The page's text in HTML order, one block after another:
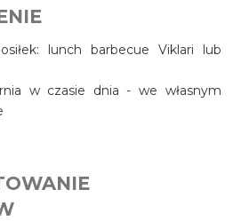
lunch barbecue Viklari lub
w czasie dnia - we własnym